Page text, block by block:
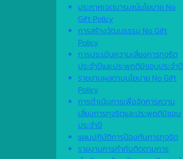
ประกาศเจตนารมณ์นโยบาย No
Gift Policy
การสร้างวัฒนธรรม No Gift
Policy
การประเมินความเสี่ยงการทุจริต
ประจำปีและประพฤติมิชอบประจำปี
รายงานผลตามนโยบาย No Gift
Policy
การดำเนินการเพื่อจัดการความ
เสี่ยงการทุจริตและประพฤติมิชอบ
ประจำปี
แผนปฏิบัติการป้องกันการทุจริต
รายงานการกำกับติดตามการ